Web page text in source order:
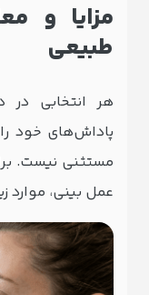
مزایا و
طبیعی
هر انتخابی در
پاداش‌های خود را
مستثنی نیست.
عمل بینی، موارد